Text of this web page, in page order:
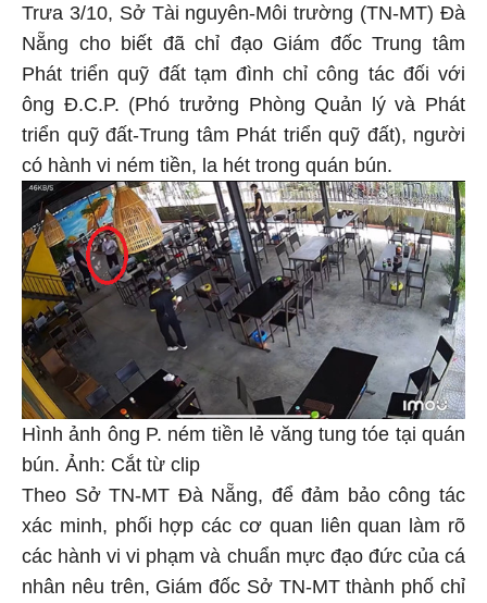
Trưa 3/10, Sở Tài nguyên-Môi trường (TN-MT) Đà
Nẵng cho biết đã chỉ đạo Giám đốc Trung tâm
Phát triển quỹ đất tạm đình chỉ công tác đối với
ông Đ.C.P. (Phó trưởng Phòng Quản lý và Phát
triển quỹ đất-Trung tâm Phát triển quỹ đất), người
có hành vi ném tiền, la hét trong quán bún.
Hình ảnh ông P. ném tiền lẻ văng tung tóe tại quán
bún. Ảnh: Cắt từ clip
Theo Sở TN-MT Đà Nẵng, để đảm bảo công tác
xác minh, phối hợp các cơ quan liên quan làm rõ
các hành vi vi phạm và chuẩn mực đạo đức của cá
nhân nêu trên, Giám đốc Sở TN-MT thành phố chỉ